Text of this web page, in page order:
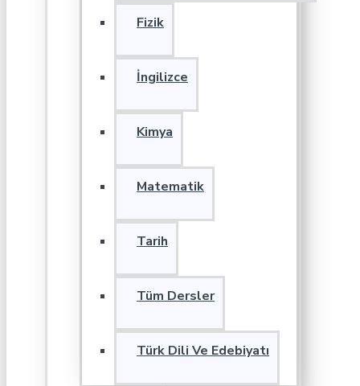
Fizik
İngilizce
Kimya
Matematik
Tarih
Tüm Dersler
Türk Dili Ve Edebiyatı